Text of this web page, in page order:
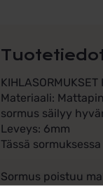
KIHLASORMUKSET
Materiaali:
sormus säilyy
Leveys: 6mm
Tässä
Sormus poistuu